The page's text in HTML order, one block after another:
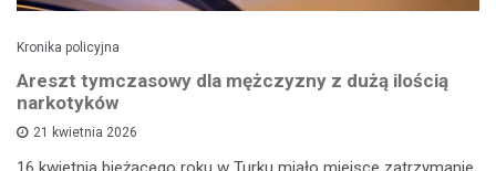
Kronika policyjna
Areszt tymczasowy dla mężczyzny z dużą ilością
narkotyków
21 kwietnia 2026